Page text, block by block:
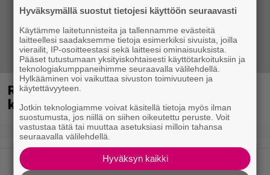
Rushin Neil Peartista ilmestyy ensi
kuussa dokumentti
Hyväksymällä suostut tietojesi käyttöön seuraavasti
Käytämme laitetunnisteita ja tallennamme evästeitä
laitteellesi saadaksemme tietoja esimerkiksi sivuista, joilla
vierailit, IP-osoitteestasi sekä laitteesi ominaisuuksista.
Pääset tutustumaan yksityiskohtaisesti käyttötarkoituksiin ja
teknologiakumppaneihimme seuraavalla välilehdellä.
Hylkääminen voi vaikuttaa sivuston toimivuuteen ja
käytettävyyteen.
Jotkin teknologiamme voivat käsitellä tietoja myös ilman
suostumusta, jos niillä on siihen oikeutettu peruste. Voit
vastustaa tätä tai muuttaa asetuksiasi milloin tahansa
seuraavalla välilehdellä.
Hyväksyn kaikki